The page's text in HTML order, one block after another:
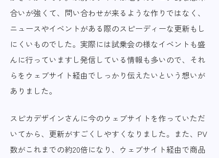
合いが強くて、問い合わせが来るような作りではなく、
ニュースやイベントがある際のスピーディーな更新もし
にくいものでした。実際には試乗会の様なイベントも盛
んに行っていますし発信している情報も多いので、それ
らをウェブサイト経由でしっかり伝えたいという想いが
ありました。
スピカデザインさんに今のウェブサイトを作っていただ
いてから、更新がすごくしやすくなりました。また、PV
数がこれまでの約20倍になり、ウェブサイト経由で商品